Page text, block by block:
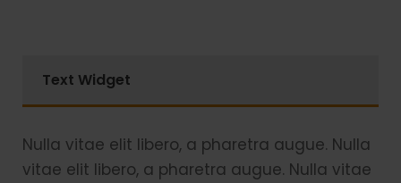
Text Widget
Nulla vitae elit libero, a pharetra augue. Nulla
vitae elit libero, a pharetra augue. Nulla vitae